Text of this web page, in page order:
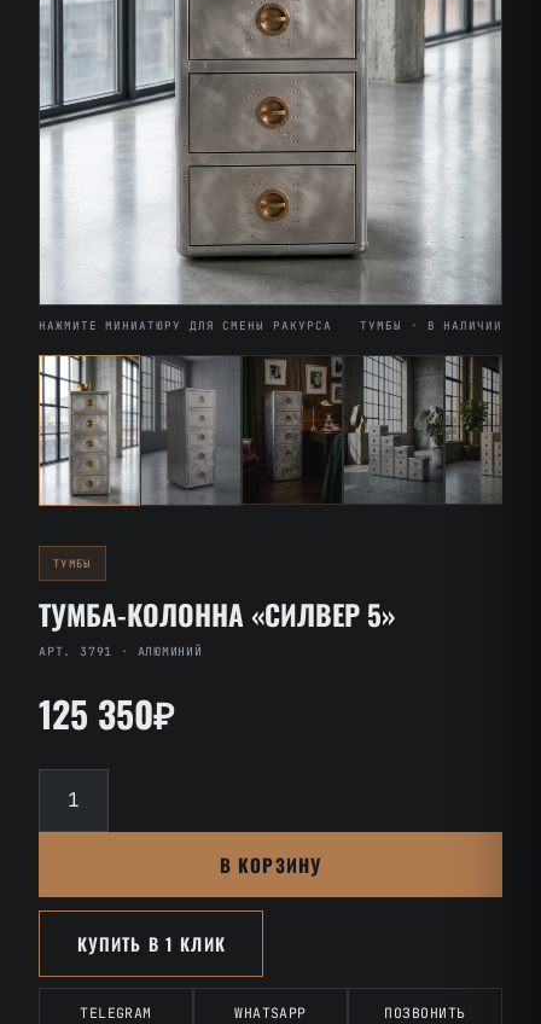
НАЖМИТЕ МИНИАТЮРУ ДЛЯ СМЕНЫ РАКУРСА ТУМБЫ · В НАЛИЧИИ
ТУМБЫ
ТУМБА-КОЛОННА «СИЛВЕР 5»
АРТ. 3791 · АЛЮМИНИЙ
125 350₽
товара
«Силвер
В КОРЗИНУ
КУПИТЬ В 1 КЛИК
TELEGRAM WHATSAPP ПОЗВОНИТЬ